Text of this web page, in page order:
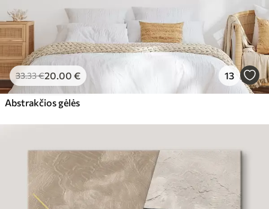
33.33€20.00 € 13
Abstrakčios gėlės